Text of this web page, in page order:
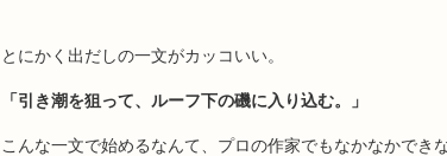
とにかく出だしの一文がカッコいい。
「引き潮を狙って、ルーフ下の磯に入り込む。」
こんな一文で始めるなんて、プロの作家でもなかなかできな